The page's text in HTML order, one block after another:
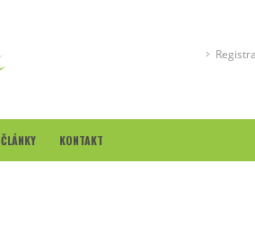
ČLÁNKY KONTAKT